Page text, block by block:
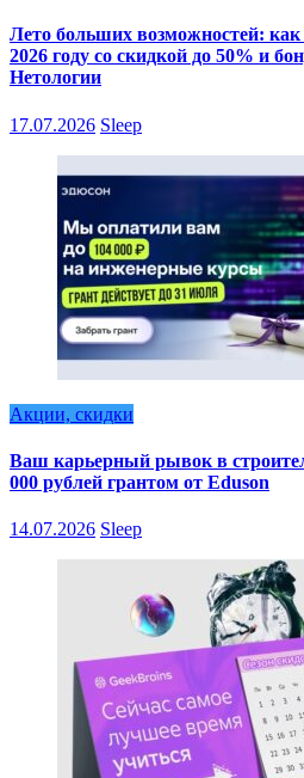
Лето больших возможностей:
2026 году со скидкой до 50% и
Нетологии
17.07.2026 Sleep
Акции, скидки
Ваш карьерный рывок в
000 рублей грантом от Eduson
14.07.2026 Sleep